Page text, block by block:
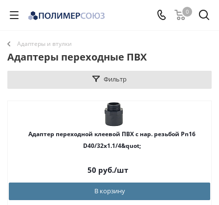
0
Адаптеры и втулки
Адаптеры переходные ПВХ
Фильтр
Адаптер переходной клеевой ПВХ с нар. резьбой Pn16
D40/32x1.1/4&quot;
50 руб./шт
В корзину